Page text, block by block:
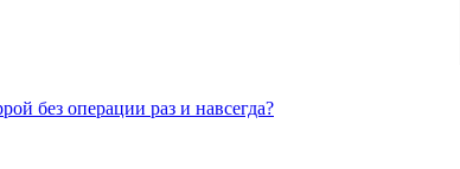
без операции раз и навсегда?